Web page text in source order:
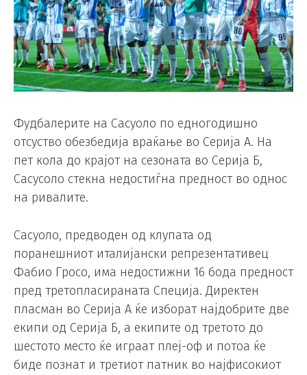
Фудбалерите на Сасуоло по едногодишно
отсуство обезбедија враќање во Серија А. На
пет кола до крајот на сезоната во Серија Б,
Сасусоло стекна недостиѓна предност во однос
на ривалите.
Сасуоло, предводен од клупата од
поранешниот италијански репрезентативец
Фабио Гросо, има недостижни 16 бода предност
пред третопласираната Специја. Директен
пласман во Серија А ќе изборат најдобрите две
екипи од Серија Б, а екипите од третото до
шестото место ќе играат плеј-оф и потоа ќе
биде познат и третиот патник во најфисокиот